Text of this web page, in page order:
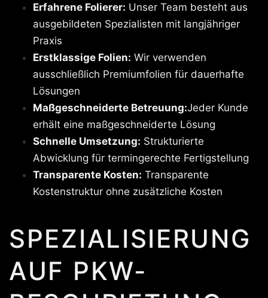
Erfahrene Folierer: Unser Team besteht aus
ausgebildeten Spezialisten mit langjähriger
Praxis
Erstklassige Folien: Wir verwenden
ausschließlich Premiumfolien für dauerhafte
Lösungen
Maßgeschneiderte Betreuung:Jeder Kunde
erhält eine maßgeschneiderte Lösung
Schnelle Umsetzung: Strukturierte
Abwicklung für termingerechte Fertigstellung
Transparente Kosten: Transparente
Kostenstruktur ohne zusätzliche Kosten
SPEZIALISIERUNG
AUF PKW-